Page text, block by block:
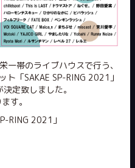
帯のライブハウスで行う、
「SAKAE SP-RING 2021」
定致しました。
す。
RING 2021」